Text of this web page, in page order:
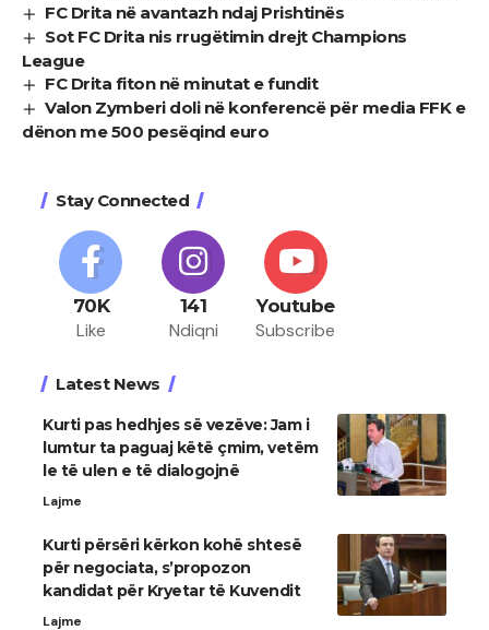
FC Drita në avantazh ndaj Prishtinës
Sot FC Drita nis rrugëtimin drejt Champions
League
FC Drita fiton në minutat e fundit
Valon Zymberi doli në konferencë për media FFK e
dënon me 500 pesëqind euro
Stay Connected
70K
Like
141
Ndiqni
Youtube
Subscribe
Latest News
Kurti pas hedhjes së vezëve: Jam i
lumtur ta paguaj këtë çmim, vetëm
le të ulen e të dialogojnë
Lajme
Kurti përsëri kërkon kohë shtesë
për negociata, s’propozon
kandidat për Kryetar të Kuvendit
Lajme